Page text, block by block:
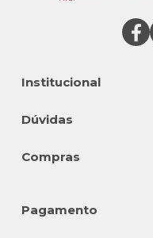
Institucional
Dúvidas
Compras
Pagamento